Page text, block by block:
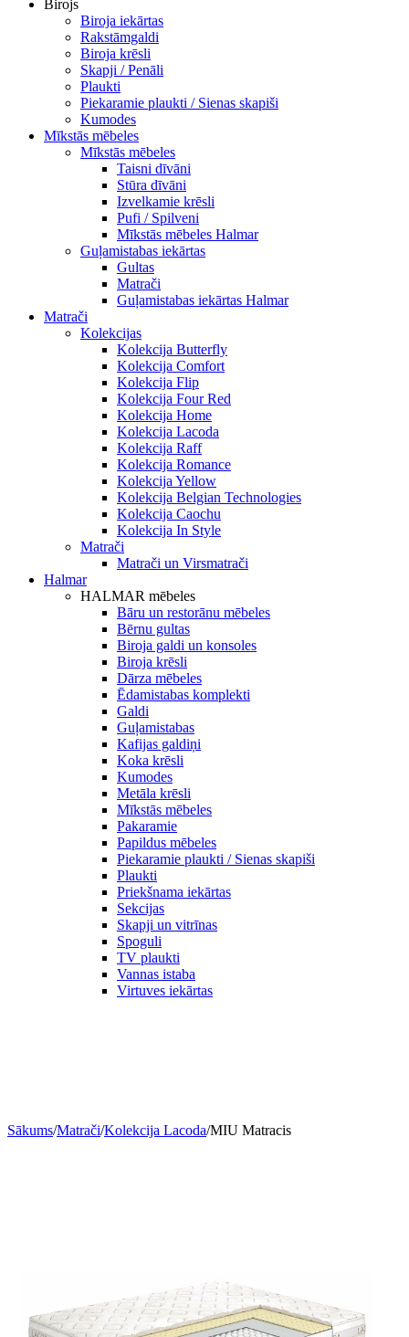
Birojs
Biroja iekārtas
Rakstāmgaldi
Biroja krēsli
Skapji / Penāli
Plaukti
Piekaramie plaukti / Sienas skapiši
Kumodes
Mīkstās mēbeles
Mīkstās mēbeles
Taisni dīvāni
Stūra dīvāni
Izvelkamie krēsli
Pufi / Spilveni
Mīkstās mēbeles Halmar
Guļamistabas iekārtas
Gultas
Matrači
Guļamistabas iekārtas Halmar
Matrači
Kolekcijas
Kolekcija Butterfly
Kolekcija Comfort
Kolekcija Flip
Kolekcija Four Red
Kolekcija Home
Kolekcija Lacoda
Kolekcija Raff
Kolekcija Romance
Kolekcija Yellow
Kolekcija Belgian Technologies
Kolekcija Caochu
Kolekcija In Style
Matrači
Matrači un Virsmatrači
Halmar
HALMAR mēbeles
Bāru un restorānu mēbeles
Bērnu gultas
Biroja galdi un konsoles
Biroja krēsli
Dārza mēbeles
Ēdamistabas komplekti
Galdi
Guļamistabas
Kafijas galdiņi
Koka krēsli
Kumodes
Metāla krēsli
Mīkstās mēbeles
Pakaramie
Papildus mēbeles
Piekaramie plaukti / Sienas skapiši
Plaukti
Priekšnama iekārtas
Sekcijas
Skapji un vitrīnas
Spoguli
TV plaukti
Vannas istaba
Virtuves iekārtas
Sākums/Matrači/Kolekcija Lacoda/MIU Matracis